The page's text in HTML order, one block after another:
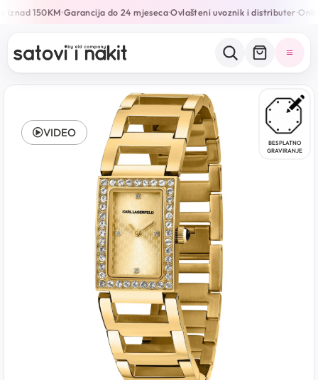
150KM•Garancija do 24 mjeseca•Ovlašteni uvoznik i distributer•
BESPLATNO
GRAVIRANJE
VIDEO